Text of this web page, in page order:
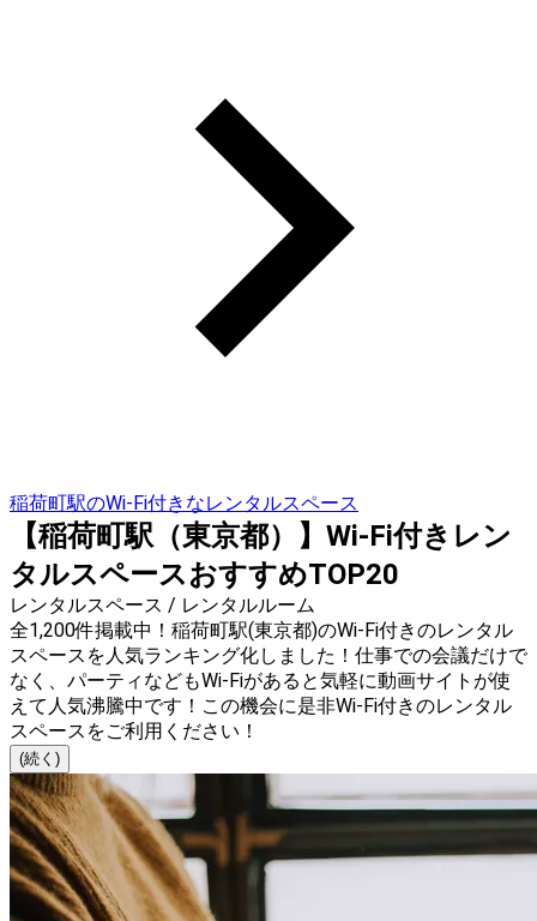
稲荷町駅のWi-Fi付きなレンタルスペース
【稲荷町駅（東京都）】Wi-Fi付きレン
タルスペースおすすめTOP20
レンタルスペース / レンタルルーム
全1,200件掲載中！稲荷町駅(東京都)のWi-Fi付きのレンタル
スペースを人気ランキング化しました！仕事での会議だけで
なく、パーティなどもWi-Fiがあると気軽に動画サイトが使
えて人気沸騰中です！この機会に是非Wi-Fi付きのレンタル
スペースをご利用ください！
(続く)